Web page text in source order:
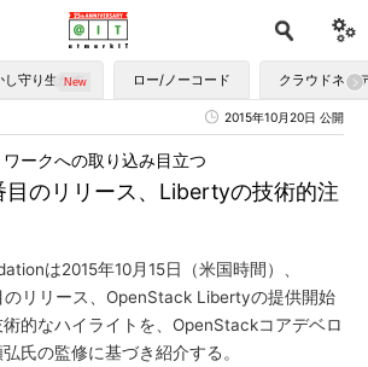
し守り生かす ロー/ノーコード クラウドネイ
2015年10月20日 公開
目のリリース、Libertyの技術的注
ークへの取り込み目立つ
は2015年10月15日（米国時間）、
のリリース、OpenStack Libertyの提供開始
的なハイライトを、OpenStackコアデベロ
氏の監修に基づき紹介する。